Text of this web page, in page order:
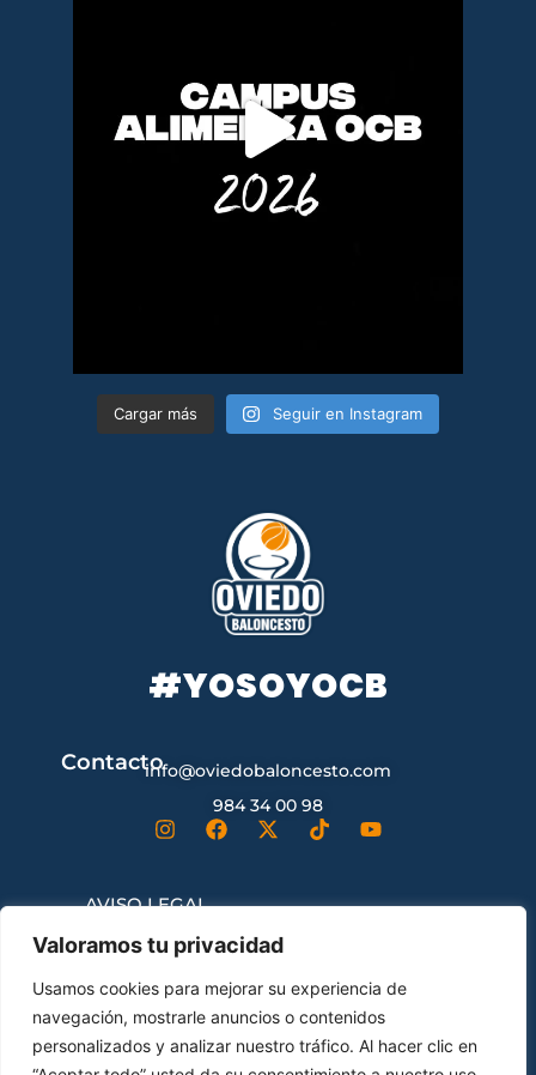
Valoramos tu privacidad
Usamos cookies para mejorar su experiencia de
navegación, mostrarle anuncios o contenidos
personalizados y analizar nuestro tráfico. Al hacer clic en
Cargar más Seguir en Instagram
#YOSOYOCB
Contactoinfo@oviedobaloncesto.com
984 34 00 98
AVISO LEGAL
CONTRATACIÓN